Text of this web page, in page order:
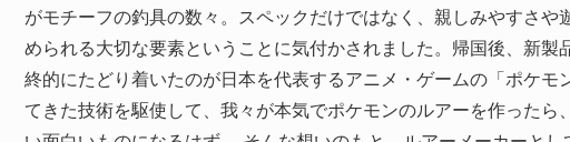
がモチーフの釣具の数々。スペックだけではなく、親しみやすさや
められる大切な要素ということに気付かされました。帰国後、新製
終的にたどり着いたのが日本を代表するアニメ・ゲームの「ポケモ
てきた技術を駆使して、我々が本気でポケモンのルアーを作ったら